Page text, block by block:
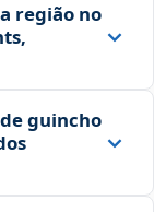
região no
guincho